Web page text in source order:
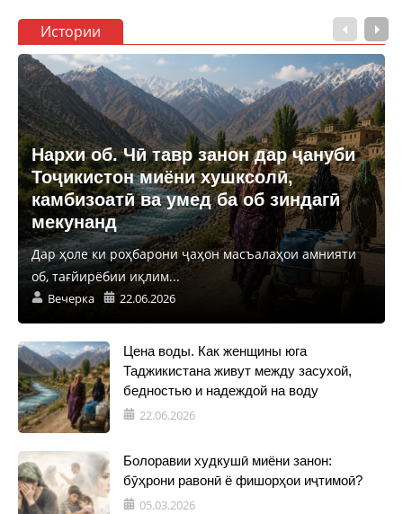
Истории
Нархи об. Чӣ тавр занон дар ҷануби
Тоҷикистон миёни хушксолӣ,
камбизоатӣ ва умед ба об зиндагӣ
мекунанд
Дар ҳоле ки роҳбарони ҷаҳон масъалаҳои амнияти
об, тағйирёбии иқлим...
Вечерка 22.06.2026
Цена воды. Как женщины юга
Таджикистана живут между засухой,
бедностью и надеждой на воду
22.06.2026
Болоравии худкушӣ миёни занон:
бӯҳрони равонӣ ё фишорҳои иҷтимоӣ?
05.03.2026